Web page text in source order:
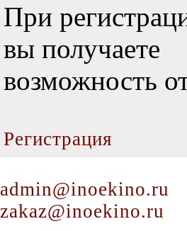
При
вы получаете
возможность
Регистрация
admin@inoekino.ru
zakaz@inoekino.ru